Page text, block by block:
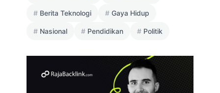
Berita Teknologi Gaya Hidup
Nasional Pendidikan Politik